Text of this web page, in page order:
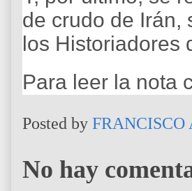
de crudo de Irán,
los Historiadores
Para leer la nota
Posted by FRANCISCO
No hay